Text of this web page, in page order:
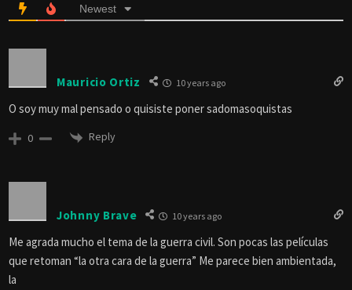
Newest
Mauricio Ortiz 10 years ago
O soy muy mal pensado o quisiste poner sadomasoquistas
0 Reply
Johnny Brave 10 years ago
Me agrada mucho el tema de la guerra civil. Son pocas las películas
que retoman “la otra cara de la guerra” Me parece bien ambientada,
la